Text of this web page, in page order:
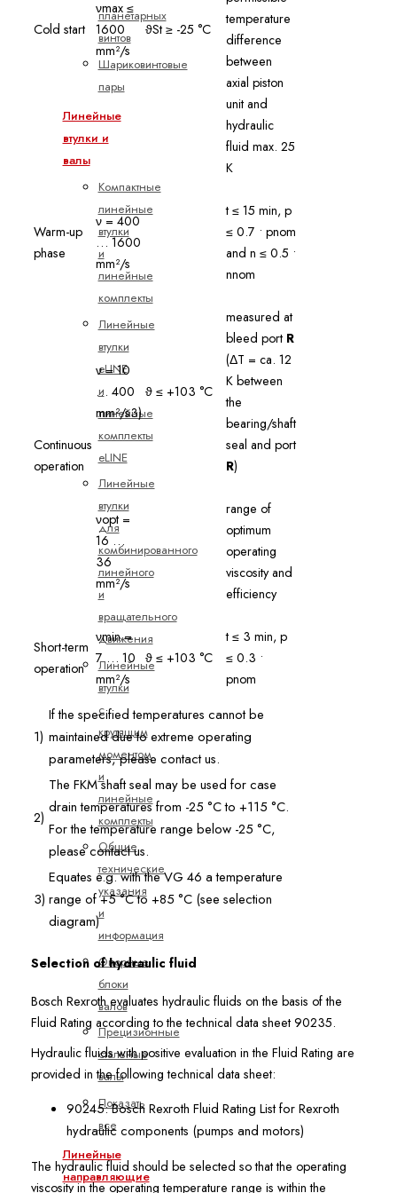
планетарных
винтов
Шариковинтовые
пары
Линейные
втулки и
валы
Компактные
линейные
втулки
и
линейные
комплекты
Линейные
втулки
eLINE
и
линейные
комплекты
eLINE
Линейные
втулки
для
комбинированного
линейного
и
вращательного
движения
Линейные
втулки
с
крутящим
моментом
и
линейные
комплекты
Общие
технические
указания
и
информация
Опорные
блоки
валов
Прецизионные
стальные
валы
Показать
все
Линейные
направляющие
Cold start
νmax ≤
1600
mm²/s
ϑSt ≥ -25 °C
temperature
difference
between
axial piston
unit and
hydraulic
fluid max. 25
K
Warm-up
phase
ν = 400
… 1600
mm²/s
t ≤ 15 min, p
≤ 0.7 • pnom
and n ≤ 0.5 •
nnom
Continuous
operation
ν = 10
… 400
mm²/s3)
ϑ ≤ +103 °C
measured at
bleed port R
(ΔT = ca. 12
K between
the
bearing/shaft
seal and port
R)
νopt =
16 …
36
mm²/s
range of
optimum
operating
viscosity and
efficiency
Short-term
operation
νmin =
7 … 10
mm²/s
ϑ ≤ +103 °C
t ≤ 3 min, p
≤ 0.3 •
pnom
1)
If the specified temperatures cannot be
maintained due to extreme operating
parameters, please contact us.
2)
The FKM shaft seal may be used for case
drain temperatures from -25 °C to +115 °C.
For the temperature range below -25 °C,
please contact us.
3)
Equates e.g. with the VG 46 a temperature
range of +5 °C to +85 °C (see selection
diagram)
Selection of hydraulic fluid
Bosch Rexroth evaluates hydraulic fluids on the basis of the
Fluid Rating according to the technical data sheet 90235.
Hydraulic fluids with positive evaluation in the Fluid Rating are
provided in the following technical data sheet:
90245: Bosch Rexroth Fluid Rating List for Rexroth
hydraulic components (pumps and motors)
The hydraulic fluid should be selected so that the operating
viscosity in the operating temperature range is within the